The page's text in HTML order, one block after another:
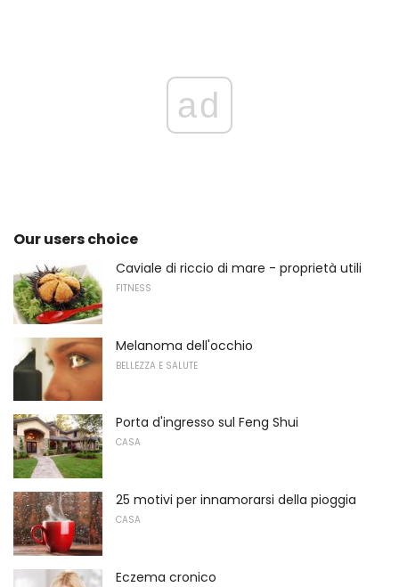
ad
Our users choice
Caviale di riccio di mare - proprietà utili
FITNESS
Melanoma dell'occhio
BELLEZZA E SALUTE
Porta d'ingresso sul Feng Shui
CASA
25 motivi per innamorarsi della pioggia
CASA
Eczema cronico